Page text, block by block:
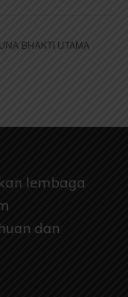
BHAKTI UTAMA
lembaga
dan